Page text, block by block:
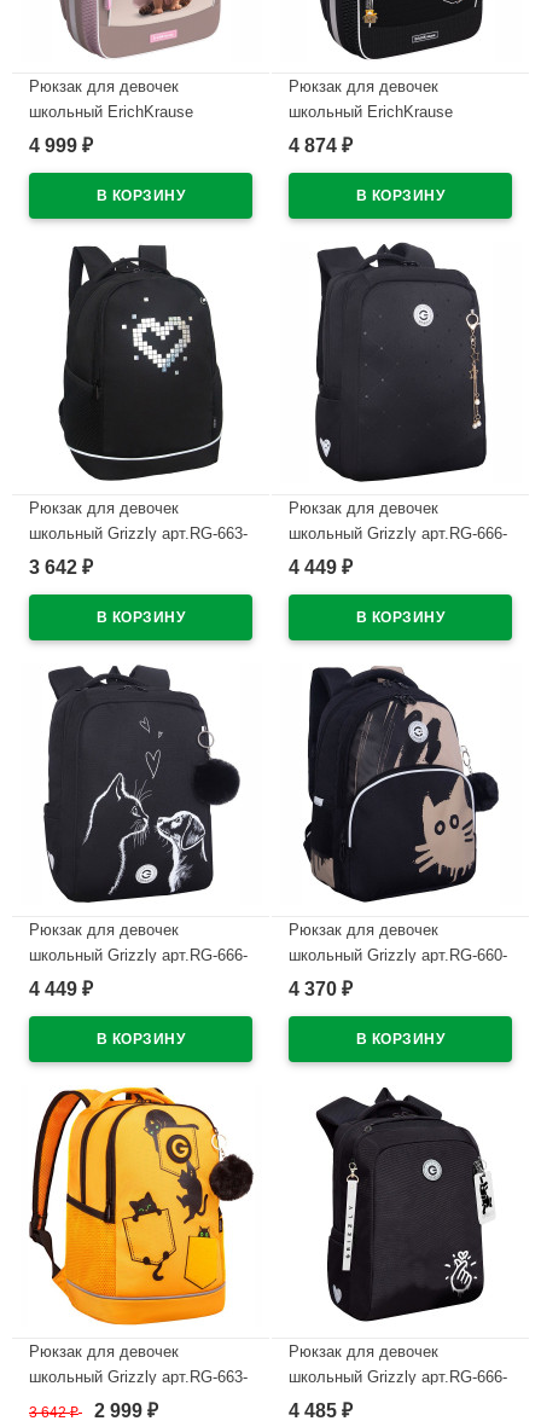
Рюкзак для девочек
школьный ErichKrause
ErgoLine Френч 39x28x14 см
4 999 ₽
Рюкзак для девочек
школьный ErichKrause
ErgoLine Котопиксель
4 874 ₽
Рюкзак для девочек
школьный Grizzly арт.RG-663-
4/2 чёрный - голографический
3 642 ₽
Рюкзак для девочек
школьный Grizzly арт.RG-666-
3/6 черный - золото 26х39х17
4 449 ₽
Рюкзак для девочек
школьный Grizzly арт.RG-666-
5/2 черный - белый 26х39х17
4 449 ₽
Рюкзак для девочек
школьный Grizzly арт.RG-660-
1/1 черный - бежевый
4 370 ₽
Рюкзак для девочек
школьный Grizzly арт.RG-663-
2/3 желтый 28х38х18 см
3 642₽ 2 999 ₽
Рюкзак для девочек
школьный Grizzly арт.RG-666-
2/1 чёрный 26х39х17 см
4 485 ₽